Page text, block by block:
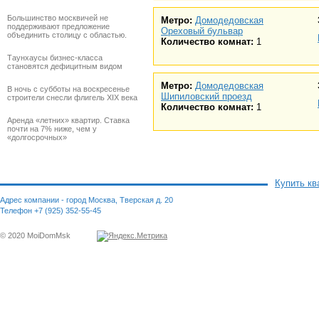
Большинство москвичей не
поддерживают предложение
объединить столицу с областью.
Таунхаусы бизнес-класса
становятся дефицитным видом
В ночь с субботы на воскресенье
строители снесли флигель XIX века
Аренда «летних» квартир. Ставка
почти на 7% ниже, чем у
«долгосрочных»
Метро: Домодедовская
Ореховый бульвар
Количество комнат: 1
Метро: Домодедовская
Шипиловский проезд
Количество комнат: 1
Купить
Адрес компании - город Москва, Тверская д. 20
Телефон +7 (925) 352-55-45
© 2020 MoiDomMsk